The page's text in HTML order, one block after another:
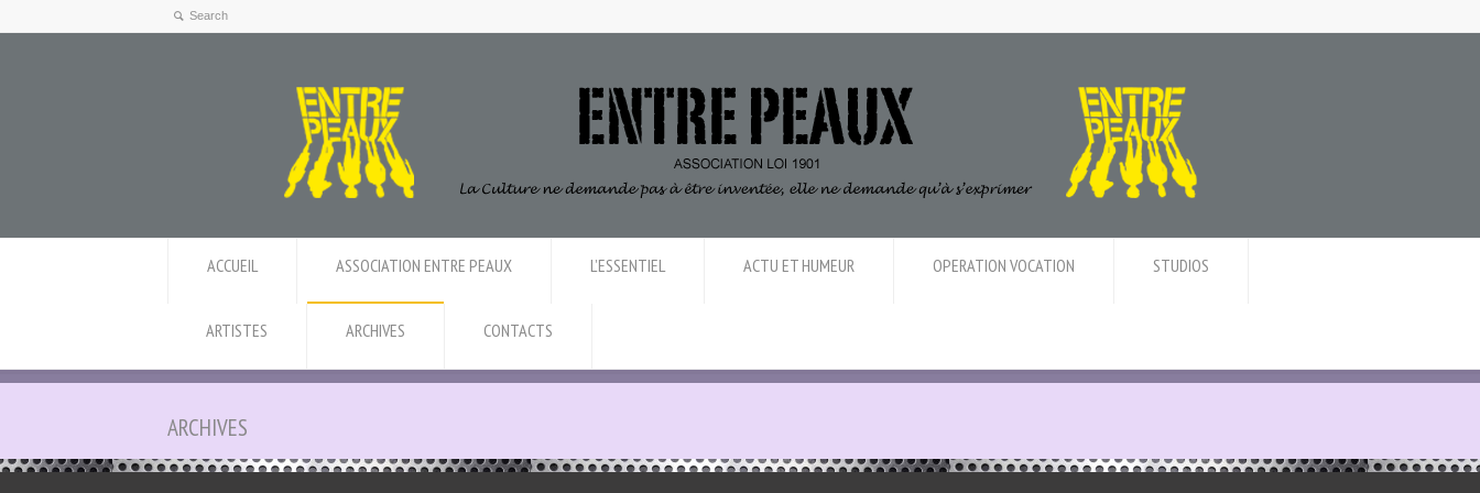
ACCUEIL ASSOCIATION ENTRE PEAUX L’ESSENTIEL ACTU ET HUMEUR OPERATION VOCATION STUDIOS
ARTISTES ARCHIVES CONTACTS
ARCHIVES